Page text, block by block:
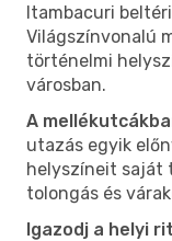
Itambacuri
Világszínvonalú
történelmi
városban.
A
utazás egyik
helyszíneit saját
tolongás és
Igazodj a helyi